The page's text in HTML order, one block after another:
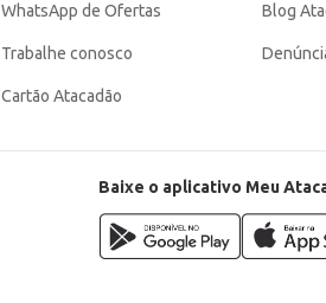
WhatsApp de Ofertas
Trabalhe conosco
Cartão Atacadão
Blog
Baixe o aplicativo Meu